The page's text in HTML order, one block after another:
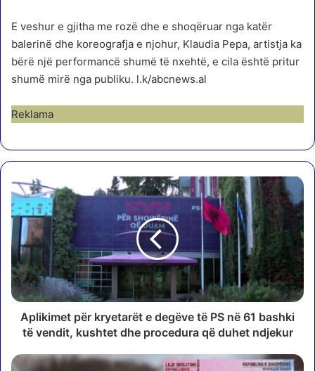
E veshur e gjitha me rozë dhe e shoqëruar nga katër
balerinë dhe koreografja e njohur, Klaudia Pepa, artistja ka
bërë një performancë shumë të nxehtë, e cila është pritur
shumë mirë nga publiku. l.k/abcnews.al
Reklama
A
p
l
i
k
m
e
t
k
Aplikimet për kryetarët e degëve të PS në 61 bashki
të vendit, kushtet dhe procedura që duhet ndjekur
J